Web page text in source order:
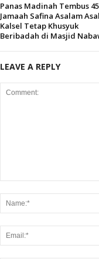
Panas Madinah Tembus
Jamaah Safina Asalam Asal
Kalsel Tetap Khusyuk
Beribadah di Masjid
LEAVE A REPLY